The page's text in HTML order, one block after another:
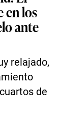
en los
ante
relajado,
de